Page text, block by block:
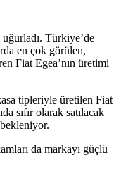
Türkiye’de
en çok görülen,
Fiat Egea’nın üretimi
tipleriyle üretilen Fiat
sıfır olarak satılacak
bekleniyor.
da markayı güçlü